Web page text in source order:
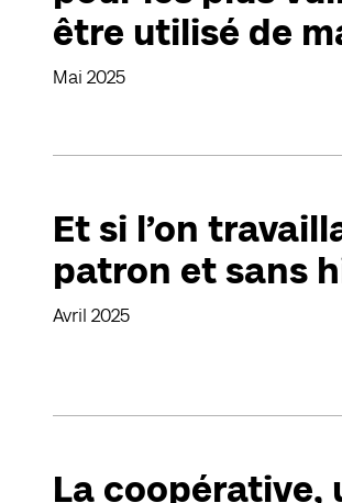
être utilisé de
Mai 2025
Et si l’on
patron et sans
Avril 2025
La coopérative,